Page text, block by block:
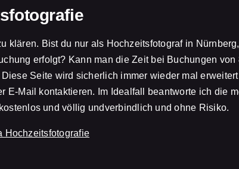
Bist du nur als Hochzeitsfotograf in
erfolgt? Kann man die Zeit bei Buchungen von
Diese Seite wird sicherlich immer wieder mal
E-Mail kontaktieren. Im Idealfall beantworte ich die
und völlig undverbindlich und ohne Risiko.